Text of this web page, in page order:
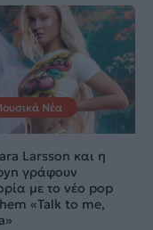
Νέα
Larsson και η
γράφουν
με το νέο pop
«Talk to me,